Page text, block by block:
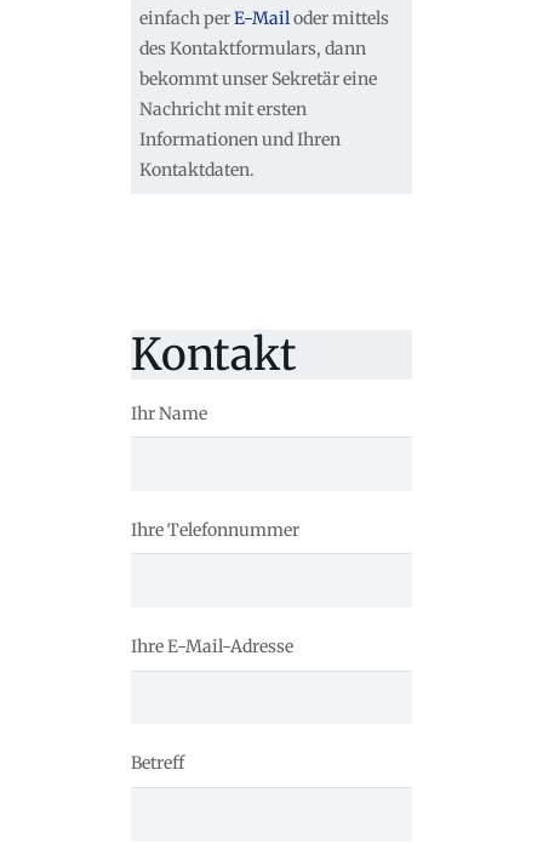
einfach perE-Mailoder mittels
des Kontaktformulars, dann
bekommt unser Sekretär eine
Nachricht mit ersten
Informationen und Ihren
Kontaktdaten.
Kontakt
Ihr Name
Ihre Telefonnummer
Ihre E-Mail-Adresse
Betreff